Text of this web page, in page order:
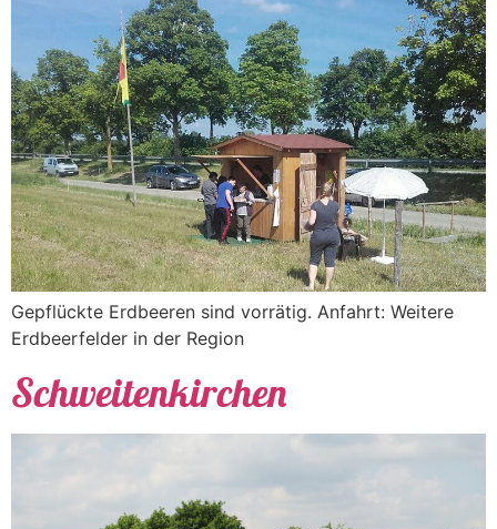
Gepflückte Erdbeeren sind vorrätig. Anfahrt: Weitere
Erdbeerfelder in der Region
Schweitenkirchen